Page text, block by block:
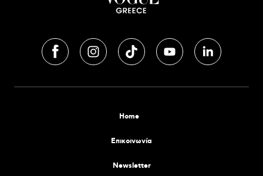
Home
Επικοινωνία
Newsletter